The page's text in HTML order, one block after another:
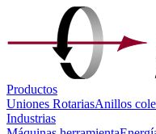
Productos
Uniones RotariasAnillos
Industrias